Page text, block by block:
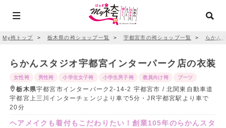
My袴トップ ＞ 栃木県の袴ショップ一覧 ＞ 宇都宮市の袴ショップ一覧 ＞ らかん
らかんスタジオ宇都宮インターパーク店の衣装
女性袴 男性袴 小学生女子袴 小学生男子袴 教員向け袴 ブーツ
栃木県宇都宮市インターパーク2-14-2 宇都宮市 / 北関東自動車道
宇都宮上三川インターチェンジより車で5分・JR宇都宮駅より車で
20分
ヘアメイクも着付もこだわりたい！創業105年のらかんスタ